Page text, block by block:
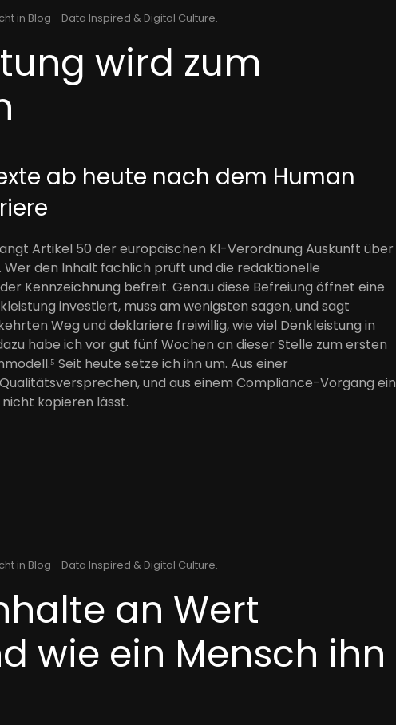
in Blog - Data Inspired & Digital Culture.
wird zum
ab heute nach dem Human
Artikel 50 der europäischen KI-Verordnung Auskunft über
den Inhalt fachlich prüft und die redaktionelle
Kennzeichnung befreit. Genau diese Befreiung öffnet eine
investiert, muss am wenigsten sagen, und sagt
Weg und deklariere freiwillig, wie viel Denkleistung in
habe ich vor gut fünf Wochen an dieser Stelle zum ersten
Seit heute setze ich ihn um. Aus einer
und aus einem Compliance-Vorgang ein
kopieren lässt.
in Blog - Data Inspired & Digital Culture.
an Wert
wie ein Mensch ihn